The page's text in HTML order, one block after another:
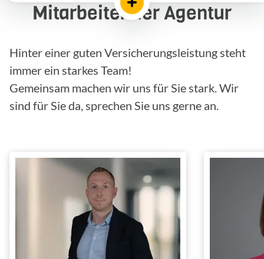
Mitarbeiter der Agentur
Hinter einer guten Versicherungsleistung steht
immer ein starkes Team!
Gemeinsam machen wir uns für Sie stark. Wir
sind für Sie da, sprechen Sie uns gerne an.
Marcel Tober
Kaufmann für
Versicherungen und
Finanzen